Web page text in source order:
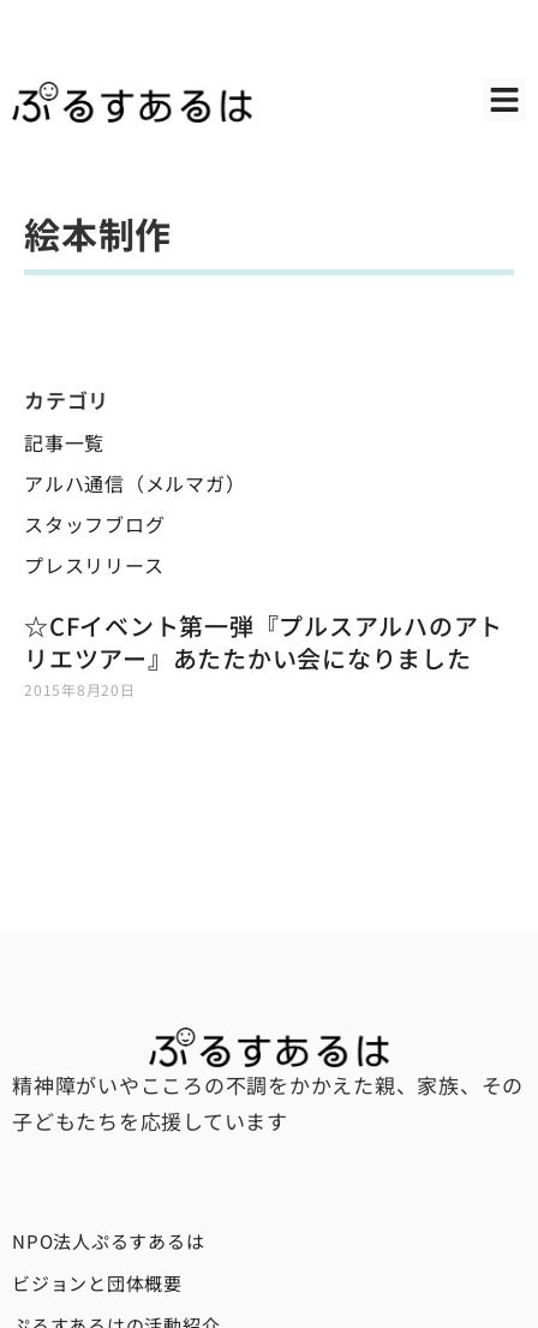
絵本制作
カテゴリ
記事一覧
アルハ通信（メルマガ）
スタッフブログ
プレスリリース
☆CFイベント第一弾『プルスアルハのアト
リエツアー』あたたかい会になりました
2015年8月20日
精神障がいやこころの不調をかかえた親、家族、その
子どもたちを応援しています
NPO法人ぷるすあるは
ビジョンと団体概要